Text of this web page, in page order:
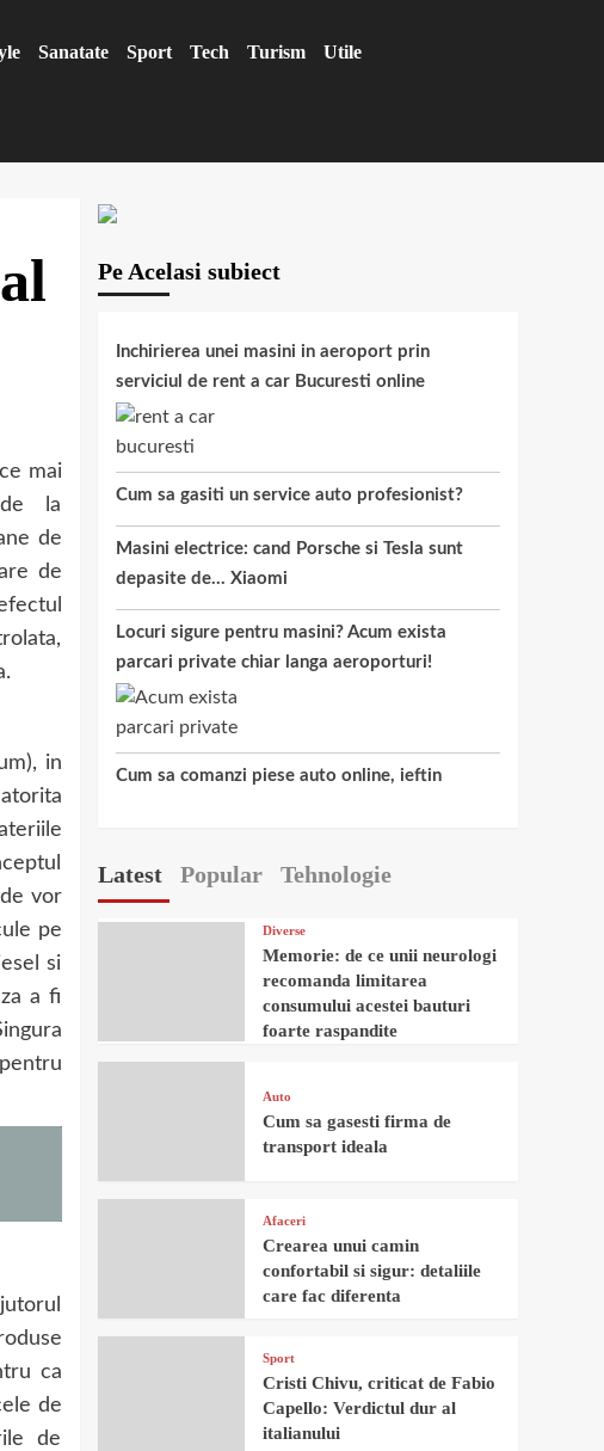
Sanatate Sport Tech Turism Utile
mai
la
de
de
in
vor
pe
si
a fi
ca
de
de
Pe Acelasi subiect
Inchirierea unei masini in aeroport prin
serviciul de rent a car Bucuresti online
Cum sa gasiti un service auto profesionist?
Masini electrice: cand Porsche si Tesla sunt
depasite de… Xiaomi
Locuri sigure pentru masini? Acum exista
parcari private chiar langa aeroporturi!
Cum sa comanzi piese auto online, ieftin
Latest Popular Tehnologie
Diverse
Memorie: de ce unii neurologi
recomanda limitarea
consumului acestei bauturi
foarte raspandite
Auto
Cum sa gasesti firma de
transport ideala
Afaceri
Crearea unui camin
confortabil si sigur: detaliile
care fac diferenta
Sport
Cristi Chivu, criticat de Fabio
Capello: Verdictul dur al
italianului